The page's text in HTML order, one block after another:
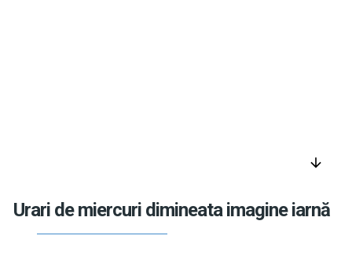
arrow_downward
Urari de miercuri dimineata imagine iarnă